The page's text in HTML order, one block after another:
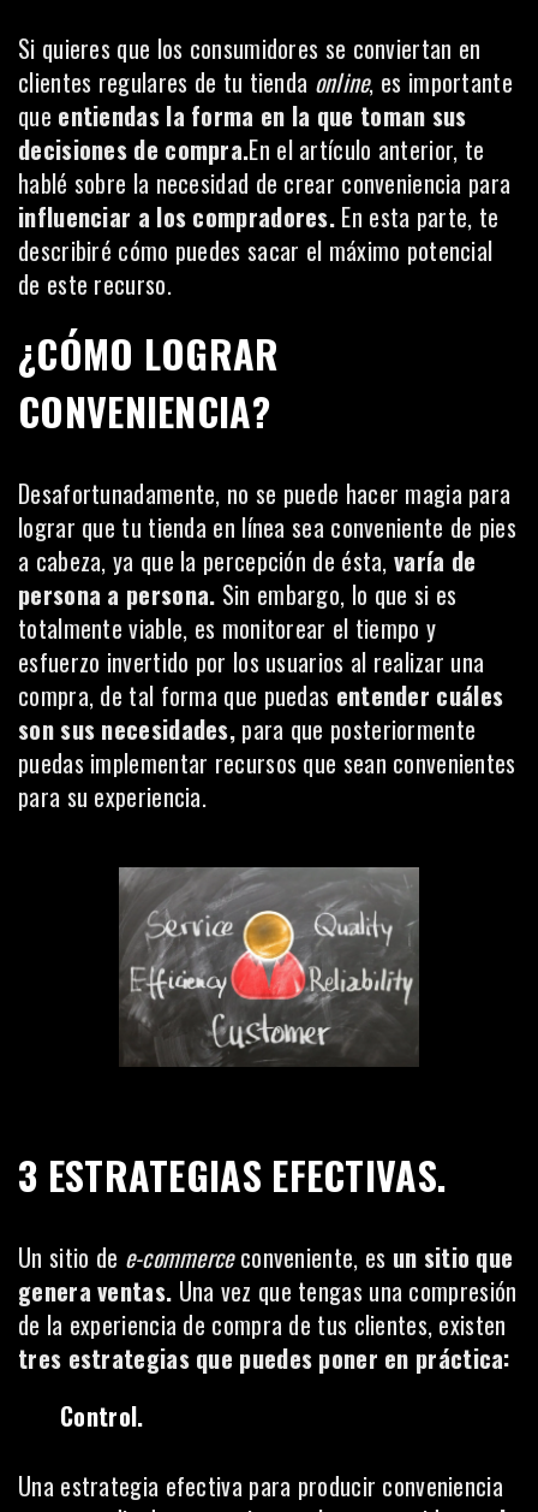
Si quieres que los consumidores se conviertan en
clientes regulares de tu tienda online, es importante
que entiendas la forma en la que toman sus
decisiones de compra.En el artículo anterior, te
hablé sobre la necesidad de crear conveniencia para
influenciar a los compradores. En esta parte, te
describiré cómo puedes sacar el máximo potencial
de este recurso.
¿CÓMO LOGRAR
CONVENIENCIA?
Desafortunadamente, no se puede hacer magia para
lograr que tu tienda en línea sea conveniente de pies
a cabeza, ya que la percepción de ésta, varía de
persona a persona. Sin embargo, lo que si es
totalmente viable, es monitorear el tiempo y
esfuerzo invertido por los usuarios al realizar una
compra, de tal forma que puedas entender cuáles
son sus necesidades, para que posteriormente
puedas implementar recursos que sean convenientes
para su experiencia.
3 ESTRATEGIAS EFECTIVAS.
Un sitio de e-commerceconveniente, es un sitio que
genera ventas. Una vez que tengas una compresión
de la experiencia de compra de tus clientes, existen
tres estrategias que puedes poner en práctica:
Control.
Una estrategia efectiva para producir conveniencia